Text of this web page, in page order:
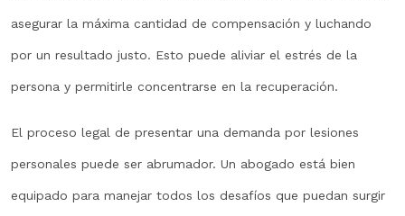
asegurar la máxima cantidad de compensación y luchando
por un resultado justo. Esto puede aliviar el estrés de la
persona y permitirle concentrarse en la recuperación.
El proceso legal de presentar una demanda por lesiones
personales puede ser abrumador. Un abogado está bien
equipado para manejar todos los desafíos que puedan surgir